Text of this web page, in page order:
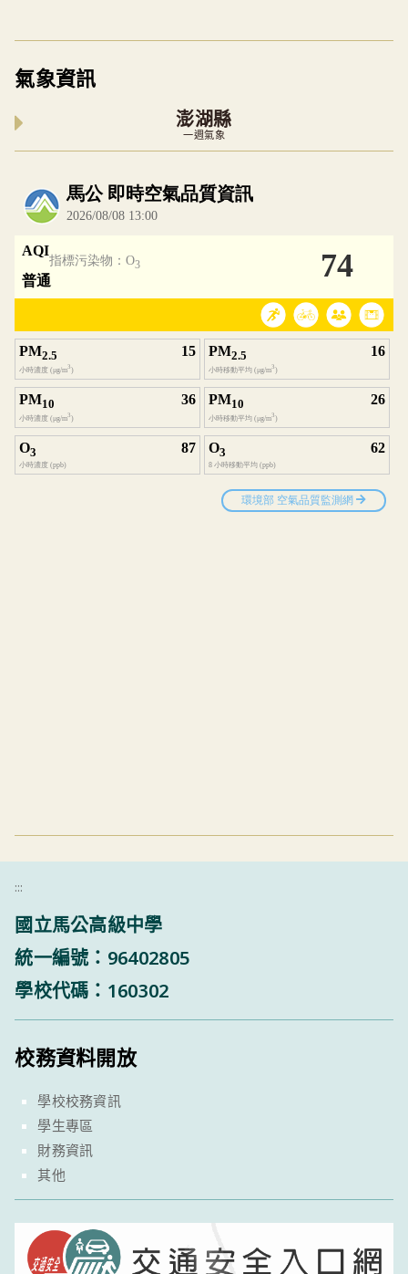
氣象資訊
澎湖縣
一週氣象
內嵌空氣品質小工具為視覺預覽，完整即時空
:::
國立馬公高級中學
統一編號：96402805
學校代碼：160302
校務資料開放
學校校務資訊
學生專區
財務資訊
其他